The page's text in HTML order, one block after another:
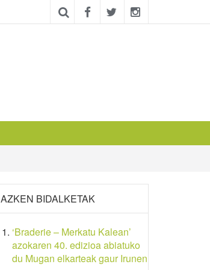
AZKEN BIDALKETAK
‘Braderie – Merkatu Kalean’
azokaren 40. edizioa abiatuko
du Mugan elkarteak gaur Irunen